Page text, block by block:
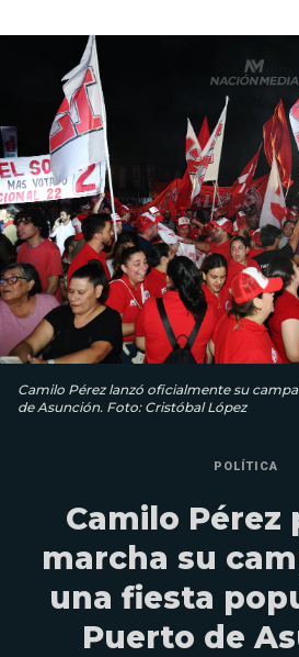
Camilo Pérez lanzó oficialmente su
de Asunción. Foto: Cristóbal López
POLÍTICA
Camilo Pérez
marcha su
una fiesta
Puerto de